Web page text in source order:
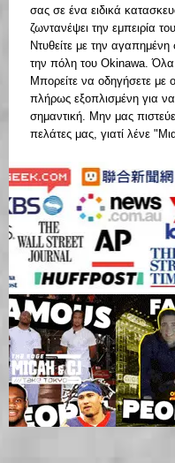
σας σε ένα ειδικά
ζωντανέψει την εμπειρία
Ντυθείτε με την
την πόλη του Okinawa.
Μπορείτε να οδηγήσετε με
πλήρως εξοπλισμένη για
σημαντική. Μην μας
πελάτες μας, γιατί λένε